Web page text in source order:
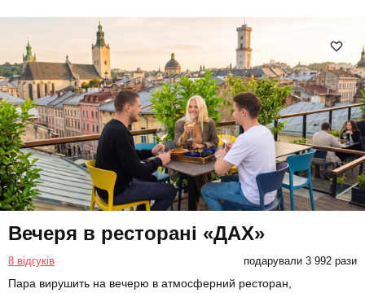
Вечеря в ресторані «ДАХ»
8 відгуків подарували 3 992 рази
Пара вирушить на вечерю в атмосферний ресторан,